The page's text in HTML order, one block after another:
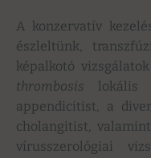
A konzervatív
észleltünk,
képalkotó
thrombosis lokális
appendicitist, a
cholangitist,
vírusszerológiai